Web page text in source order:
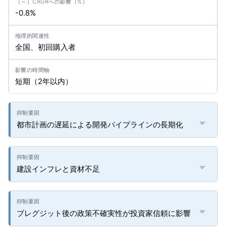
-0.8%
全国、初回購入者
短期（2年以内）
都市計画の遅延による開発パイプラインの長期化
建設インフレと資材不足
ブレグジット後の政策不確実性が投資家信頼に影響